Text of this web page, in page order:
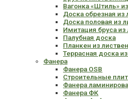
Вагонка «Штиль»
Доска обрезная из
Доска половая из
Имитация бруса
Палубная доска
Планкен из
Террасная доска
Фанера
Фанера OSB
Строительные
Фанера
Фанера ФК